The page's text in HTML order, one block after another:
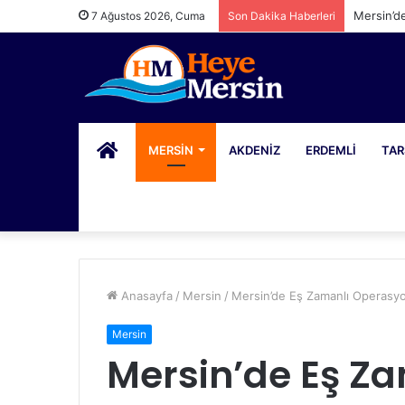
7 Ağustos 2026, Cuma Son Dakika Haberleri
PORTALMERSIN AKDENIZ ERDEMLI
Anasayfa / Mersin / Mersin’de Eş Zamanlı
Mersin
Mersin’de Eş